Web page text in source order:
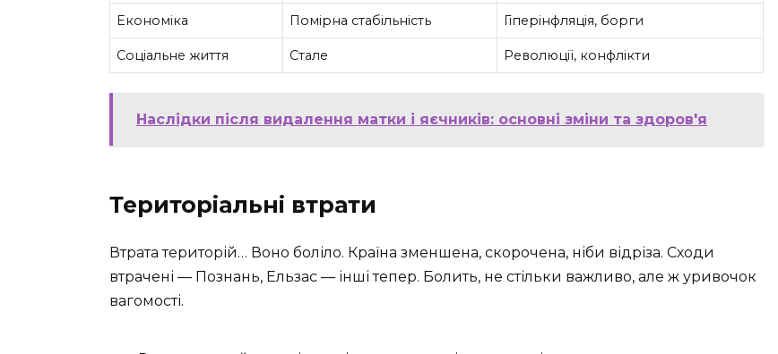
Економіка Помірна стабільність Гіперінфляція, борги
Соціальне життя Стале Революції, конфлікти
Наслідки після видалення матки і яєчників: основні зміни та здоров'я
Територіальні втрати
Втрата територій… Воно боліло. Країна зменшена, скорочена, ніби відріза. Сходи
втрачені — Познань, Ельзас — інші тепер. Болить, не стільки важливо, але ж уривочок
вагомості.